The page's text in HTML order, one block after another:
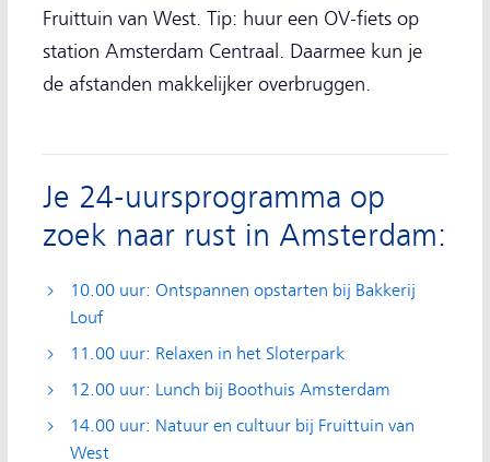
Fruittuin van West. Tip: huur een OV-fiets op
station Amsterdam Centraal. Daarmee kun je
de afstanden makkelijker overbruggen.
Je 24-uursprogramma op
zoek naar rust in Amsterdam:
10.00 uur: Ontspannen opstarten bij Bakkerij
Louf
11.00 uur: Relaxen in het Sloterpark
12.00 uur: Lunch bij Boothuis Amsterdam
14.00 uur: Natuur en cultuur bij Fruittuin van
West